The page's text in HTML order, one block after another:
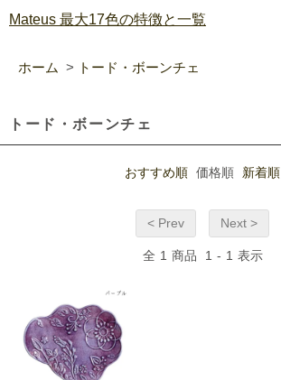
Mateus 最大17色の特徴と一覧
ホーム > トード・ボーンチェ
トード・ボーンチェ
おすすめ順 価格順 新着順
< Prev Next >
全 1 商品 1 - 1 表示